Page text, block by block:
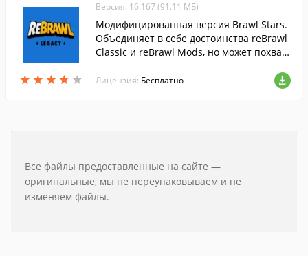
★ ★ ★ ★ ★
★ ★ ★ ★ ★
Версия: 16.167 (91.11 МБ)
Модифицированная версия Brawl Stars.
Объединяет в себе достоинства reBrawl
Classic и reBrawl Mods, но может похвас
х мобильных устройств.
Лицензия: Бесплатно
Все файлы предоставленные на сайте —
оригинальные, мы не переупаковываем и не
изменяем файлы.